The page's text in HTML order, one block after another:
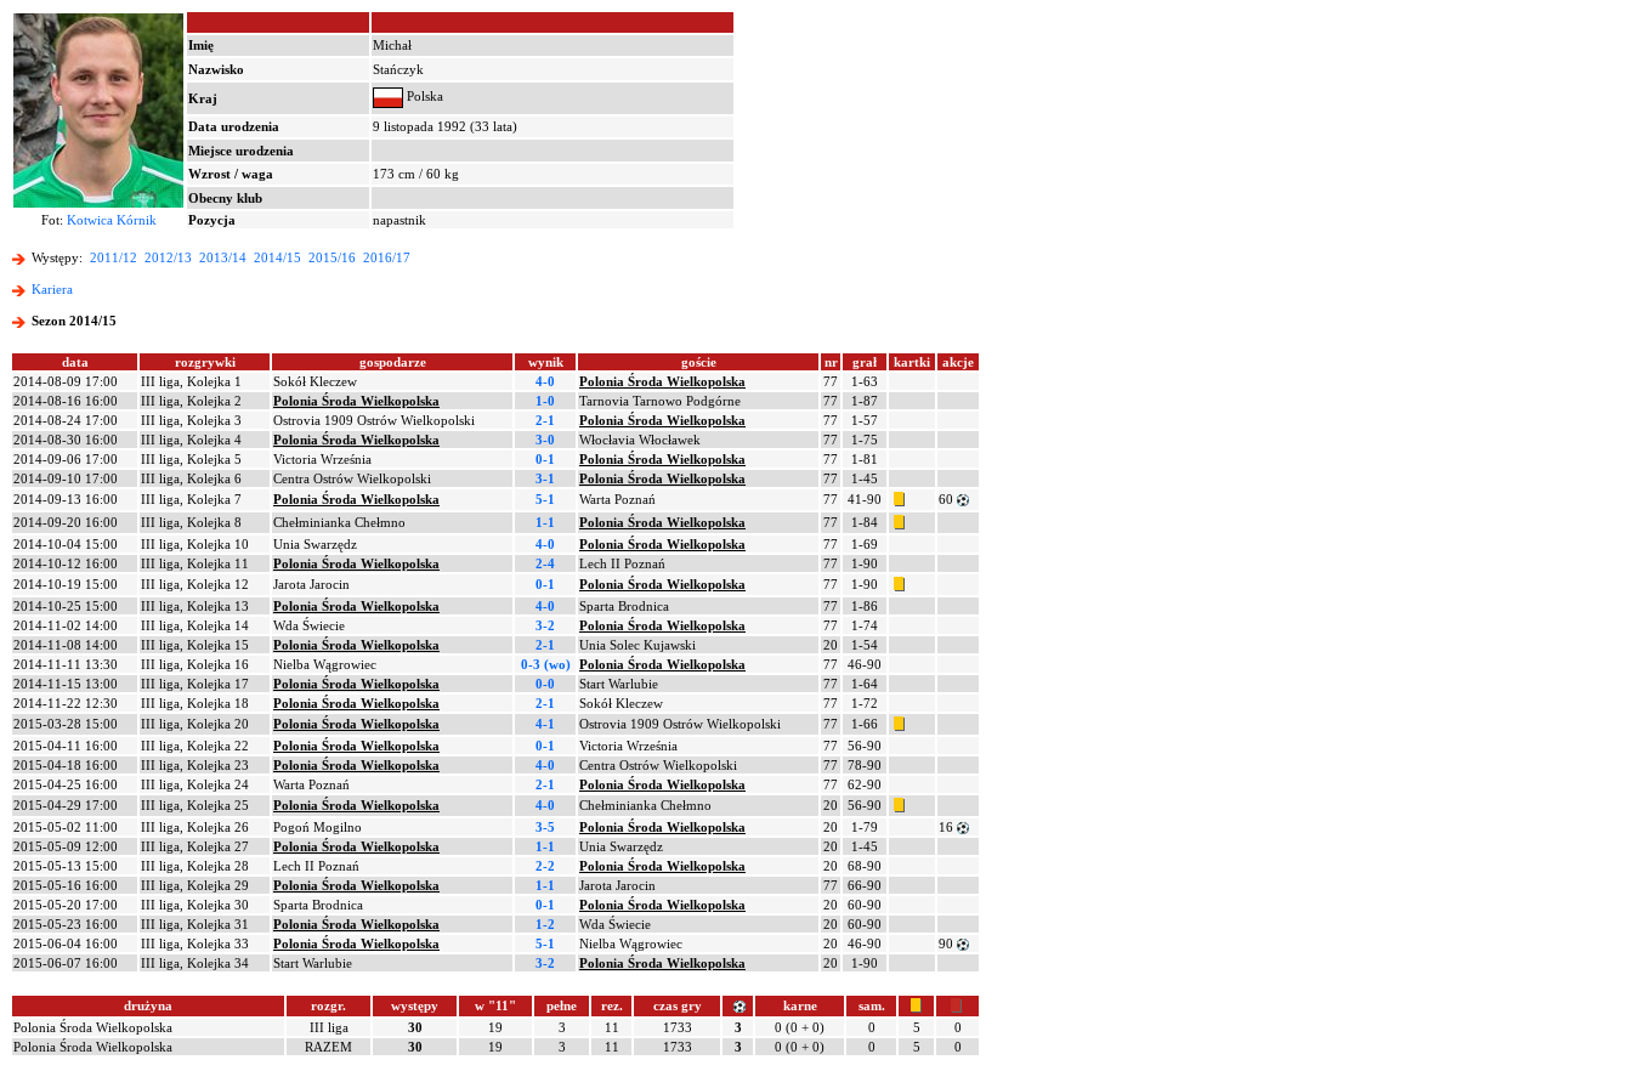
Imię
Michał
Nazwisko
Stańczyk
Kraj
Polska
Data urodzenia
9 listopada 1992 (33 lata)
Miejsce urodzenia
Wzrost / waga
173 cm / 60 kg
Obecny klub
Fot: Kotwica Kórnik Pozycja napastnik
Występy: 2011/12 2012/13 2013/14 2014/15 2015/16 2016/17
Kariera
Sezon 2014/15
data rozgrywki gospodarze wynik goście nr grał kartki
akcje
2014-08-09 17:00
III liga, Kolejka 1 Sokół Kleczew 4-0 Polonia Środa Wielkopolska 77
1-63
2014-08-16 16:00
III liga, Kolejka 2 Polonia Środa Wielkopolska 1-0 Tarnovia Tarnowo Podgórne 77
1-87
2014-08-24 17:00
III liga, Kolejka 3 Ostrovia 1909 Ostrów Wielkopolski 2-1 Polonia Środa Wielkopolska 77
1-57
2014-08-30 16:00
III liga, Kolejka 4 Polonia Środa Wielkopolska 3-0 Włocłavia Włocławek 77
1-75
2014-09-06 17:00
III liga, Kolejka 5 Victoria Września 0-1 Polonia Środa Wielkopolska 77
1-81
2014-09-10 17:00
III liga, Kolejka 6 Centra Ostrów Wielkopolski 3-1 Polonia Środa Wielkopolska 77
1-45
2014-09-13 16:00
III liga, Kolejka 7 Polonia Środa Wielkopolska 5-1 Warta Poznań 77 41-90
60
2014-09-20 16:00
III liga, Kolejka 8 Chełminianka Chełmno 1-1 Polonia Środa Wielkopolska 77
1-84
2014-10-04 15:00
III liga, Kolejka 10 Unia Swarzędz 4-0 Polonia Środa Wielkopolska 77
1-69
2014-10-12 16:00
III liga, Kolejka 11 Polonia Środa Wielkopolska 2-4 Lech II Poznań 77
1-90
2014-10-19 15:00
III liga, Kolejka 12 Jarota Jarocin 0-1 Polonia Środa Wielkopolska 77
1-90
2014-10-25 15:00
III liga, Kolejka 13 Polonia Środa Wielkopolska 4-0 Sparta Brodnica 77
1-86
2014-11-02 14:00
III liga, Kolejka 14 Wda Świecie 3-2 Polonia Środa Wielkopolska 77
1-74
2014-11-08 14:00
III liga, Kolejka 15 Polonia Środa Wielkopolska 2-1 Unia Solec Kujawski 20
1-54
2014-11-11 13:30
III liga, Kolejka 16 Nielba Wągrowiec 0-3 (wo) Polonia Środa Wielkopolska 77
46-90
2014-11-15 13:00
III liga, Kolejka 17 Polonia Środa Wielkopolska 0-0 Start Warlubie 77
1-64
2014-11-22 12:30
III liga, Kolejka 18 Polonia Środa Wielkopolska 2-1 Sokół Kleczew 77
1-72
2015-03-28 15:00
III liga, Kolejka 20 Polonia Środa Wielkopolska 4-1 Ostrovia 1909 Ostrów Wielkopolski 77
1-66
2015-04-11 16:00
III liga, Kolejka 22 Polonia Środa Wielkopolska 0-1 Victoria Września 77
56-90
2015-04-18 16:00
III liga, Kolejka 23 Polonia Środa Wielkopolska 4-0 Centra Ostrów Wielkopolski 77
78-90
2015-04-25 16:00
III liga, Kolejka 24 Warta Poznań 2-1 Polonia Środa Wielkopolska 77
62-90
2015-04-29 17:00
III liga, Kolejka 25 Polonia Środa Wielkopolska 4-0 Chełminianka Chełmno 20
56-90
2015-05-02 11:00
III liga, Kolejka 26 Pogoń Mogilno 3-5 Polonia Środa Wielkopolska 20 1-79
16
2015-05-09 12:00
III liga, Kolejka 27 Polonia Środa Wielkopolska 1-1 Unia Swarzędz 20
1-45
2015-05-13 15:00
III liga, Kolejka 28 Lech II Poznań 2-2 Polonia Środa Wielkopolska 20
68-90
2015-05-16 16:00
III liga, Kolejka 29 Polonia Środa Wielkopolska 1-1 Jarota Jarocin 77
66-90
2015-05-20 17:00
III liga, Kolejka 30 Sparta Brodnica 0-1 Polonia Środa Wielkopolska 20
60-90
2015-05-23 16:00
III liga, Kolejka 31 Polonia Środa Wielkopolska 1-2 Wda Świecie 20
60-90
2015-06-04 16:00
III liga, Kolejka 33 Polonia Środa Wielkopolska 5-1 Nielba Wągrowiec 20 46-90
90
2015-06-07 16:00
III liga, Kolejka 34 Start Warlubie 3-2 Polonia Środa Wielkopolska 20 1-90
drużyna rozgr. występy w "11" pełne rez. czas gry karne
sam.
Polonia Środa Wielkopolska
III liga 30 19 3 11 1733 3 0 (0 + 0) 0 5
0
Polonia Środa Wielkopolska
RAZEM 30 19 3 11 1733 3 0 (0 + 0) 0 5 0